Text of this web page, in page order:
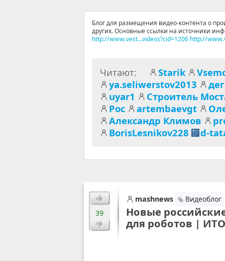
Блог для размещения видео-контента о
других. Основные ссылки на источники
http://www.vest...videos?cid=1206 http://
Читают: Starik
ya.seliwerstov2013
uyar1
Строитель
Рос
artembaevgt
Александр Климов
BorisLesnikov228
d-
39
mashnews Видеоблог
Новые
для роботов |